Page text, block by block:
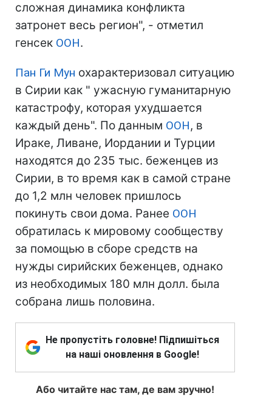
сложная динамика конфликта
затронет весь регион", - отметил
генсек ООН.
Пан Ги Мун охарактеризовал ситуацию
в Сирии как " ужасную гуманитарную
катастрофу, которая ухудшается
каждый день". По данным ООН, в
Ираке, Ливане, Иордании и Турции
находятся до 235 тыс. беженцев из
Сирии, в то время как в самой стране
до 1,2 млн человек пришлось
покинуть свои дома. Ранее ООН
обратилась к мировому сообществу
за помощью в сборе средств на
нужды сирийских беженцев, однако
из необходимых 180 млн долл. была
собрана лишь половина.
Не пропустіть головне! Підпишіться
на наші оновлення в Google!
Або читайте нас там, де вам зручно!